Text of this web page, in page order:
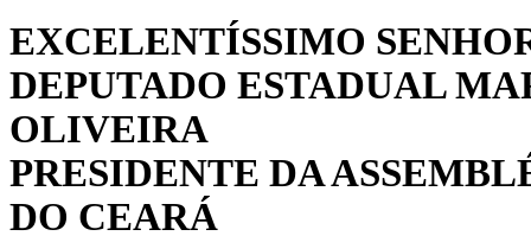
EXCELENTÍSSIMO
DEPUTADO ESTADUAL
OLIVEIRA
PRESIDENTE DA
DO CEARÁ